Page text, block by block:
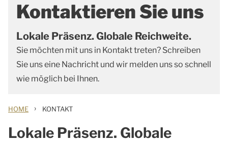
Kontaktieren Sie uns
Lokale Präsenz. Globale Reichweite.
Sie möchten mit uns in Kontakt treten? Schreiben
Sie uns eine Nachricht und wir melden uns so schnell
wie möglich bei Ihnen.
HOME › KONTAKT
Lokale Präsenz. Globale